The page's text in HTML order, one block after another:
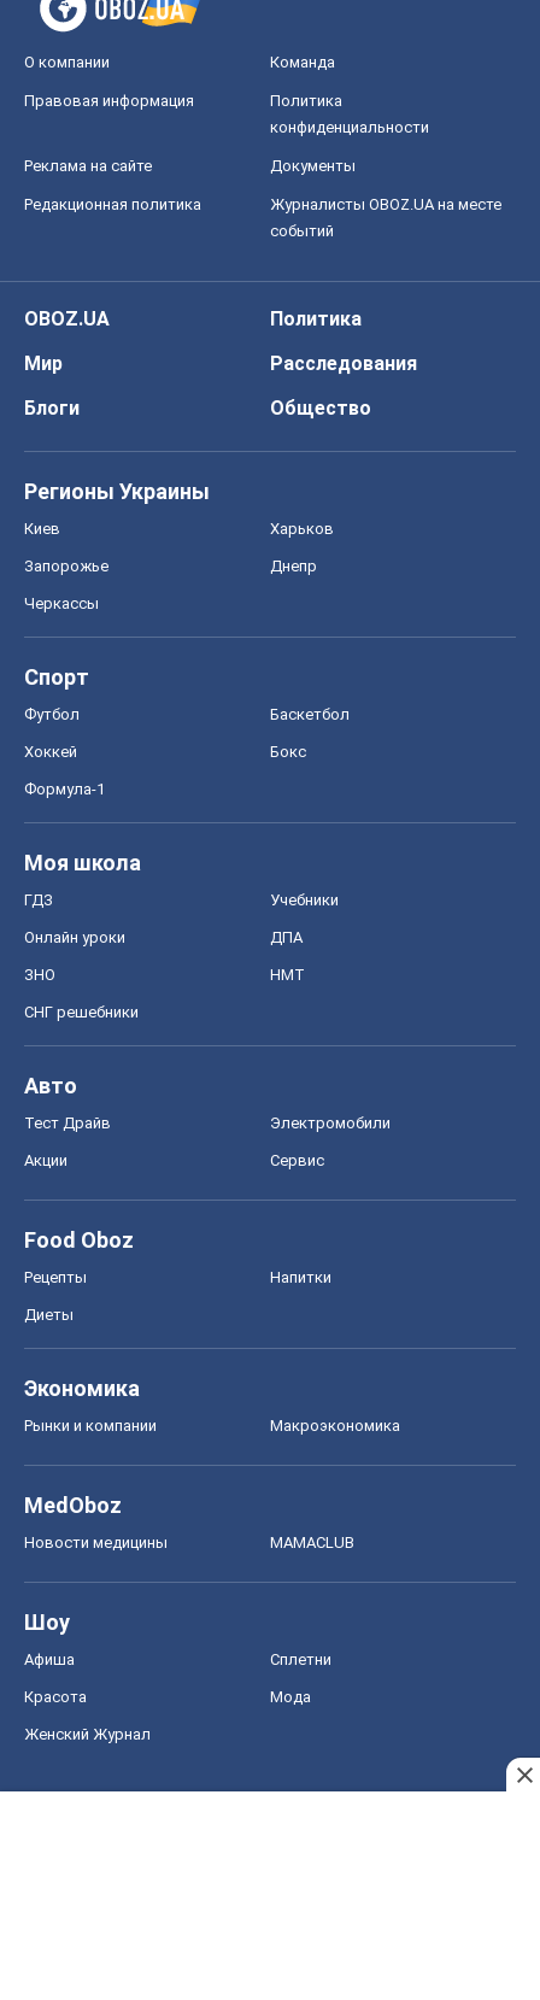
О компании Команда
Правовая информация
Политика
конфиденциальности
Реклама на сайте Документы
Редакционная политика
Журналисты OBOZ.UA на месте
событий
OBOZ.UA
Политика
Мир
Расследования
Блоги
Общество
Регионы Украины
Киев Харьков
Запорожье Днепр
Черкассы
Спорт
Футбол Баскетбол
Хоккей Бокс
Формула-1
Моя школа
ГДЗ Учебники
Онлайн уроки ДПА
ЗНО НМТ
СНГ решебники
Авто
Тест Драйв Электромобили
Акции Сервис
Food Oboz
Рецепты Напитки
Диеты
Экономика
Рынки и компании Mакроэкономика
MedOboz
Новости медицины MAMACLUB
Шоу
Афиша Сплетни
Красота Мода
Женский Журнал